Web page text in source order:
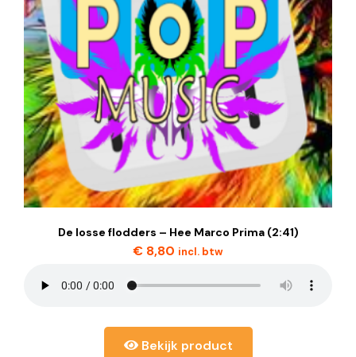
De losse flodders – Hee Marco Prima (2:41)
€ 8,80 incl. btw
Bekijk product